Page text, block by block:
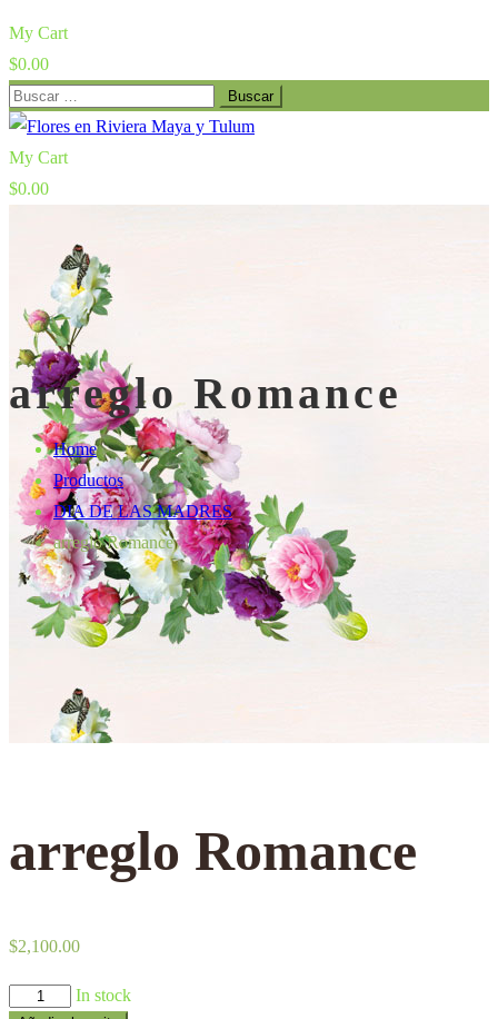
My Cart
$0.00
Buscar:
My Cart
$0.00
arreglo Romance
Home
Productos
DIA DE LAS MADRES
arreglo Romance
arreglo Romance
$2,100.00
arreglo
In stock